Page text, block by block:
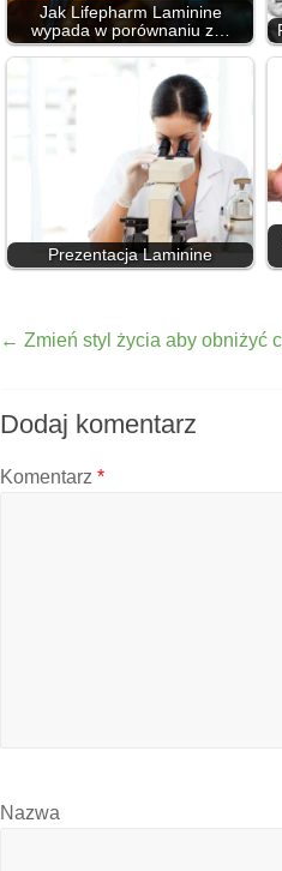
Jak Lifepharm Laminine
wypada w porównaniu z…
Prezentacja Laminine
← Zmień styl życia aby obniżyć
Dodaj komentarz
Komentarz *
Nazwa